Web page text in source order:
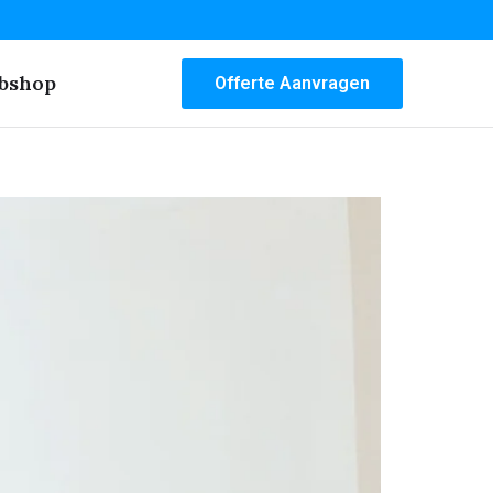
Offerte Aanvragen